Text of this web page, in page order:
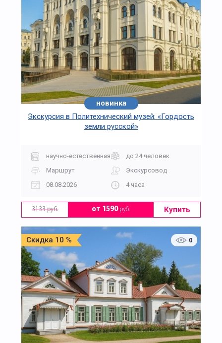
новинка
Экскурсия в Политехнический музей: «Гордость
земли русской»
научно-естественная
до 24 человек
Маршрут
Экскурсовод
08.08.2026
4 часа
3133 руб. от 1590руб. Купить
Скидка 10 % 0